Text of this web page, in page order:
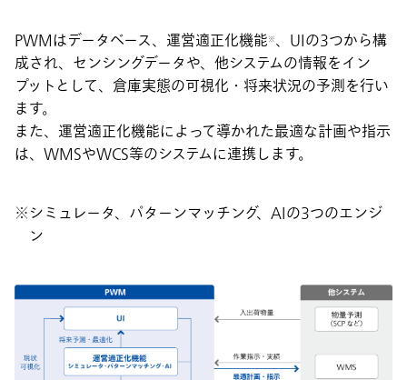
PWMはデータベース、運営適正化機能※、UIの3つから構
成され、センシングデータや、他システムの情報をイン
プットとして、倉庫実態の可視化・将来状況の予測を行い
ます。
また、運営適正化機能によって導かれた最適な計画や指示
は、WMSやWCS等のシステムに連携します。
シミュレータ、パターンマッチング、AIの3つのエンジ
ン